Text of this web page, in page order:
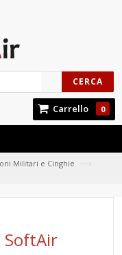
CERCA
Carrello 0
Militari e Cinghie —›